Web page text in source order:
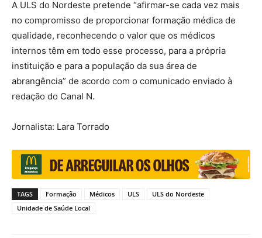
A ULS do Nordeste pretende “afirmar-se cada vez mais
no compromisso de proporcionar formação médica de
qualidade, reconhecendo o valor que os médicos
internos têm em todo esse processo, para a própria
instituição e para a população da sua área de
abrangência” de acordo com o comunicado enviado à
redação do Canal N.
Jornalista: Lara Torrado
TAGS Formação Médicos ULS
ULS do Nordeste
Unidade de Saúde Local